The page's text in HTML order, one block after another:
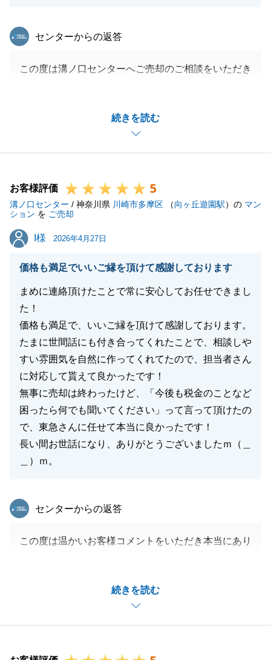
続きを読む
東急リバブル
センターからの返答
この度は溝ノ口センターへご売却のご相談をいただき
ご挨拶に伺うというお約束を果たせぬままとなってし
まいましたこと、深くお詫び申し上げます。
頂いた貴重なご指摘を真摯に受け止め、より一層のサ
不動産に関することで、今後また何かお役に立てるこ
とがございましたら、いつでもお気軽にご連絡いただ
けますと幸いでございます。
次回もまたご相談いただけるよう、誠心誠意努めてま
お客様評価 5
溝ノ口センター / 神奈川県 川崎市多摩区 （向ヶ丘遊園駅）の マン
ション を ご売却
I様
I様 2026年4月27日
価格も満足でいいご縁を頂けて感謝しております
まめに連絡頂けたことで常に安心してお任せできまし
た！
価格も満足で、いいご縁を頂けて感謝しております。
たまに世間話にも付き合ってくれたことで、相談しや
すい雰囲気を自然に作ってくれてたので、担当者さん
に対応して貰えて良かったです！
無事に売却は終わったけど、「今後も税金のことなど
困ったら何でも聞いてください」って言って頂けたの
で、東急さんに任せて本当に良かったです！
長い間お世話になり、ありがとうございましたｍ（＿
＿）ｍ。
続きを読む
東急リバブル
センターからの返答
この度は温かいお客様コメントをいただき本当にあり
お言葉をいただけて営業冥利に尽きる思いです。
ご売却にあたっては私のほうこそI様と色々なお話を
させていただき毎回楽しくお打ち合わせを進めること